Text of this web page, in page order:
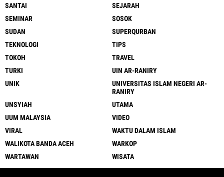
SANTAI
SEJARAH
SEMINAR
SOSOK
SUDAN
SUPERQURBAN
TEKNOLOGI
TIPS
TOKOH
TRAVEL
TURKI
UIN AR-RANIRY
UNIK
UNIVERSITAS ISLAM NEGERI AR-
RANIRY
UNSYIAH
UTAMA
UUM MALAYSIA
VIDEO
VIRAL
WAKTU DALAM ISLAM
WALIKOTA BANDA ACEH
WARKOP
WARTAWAN
WISATA